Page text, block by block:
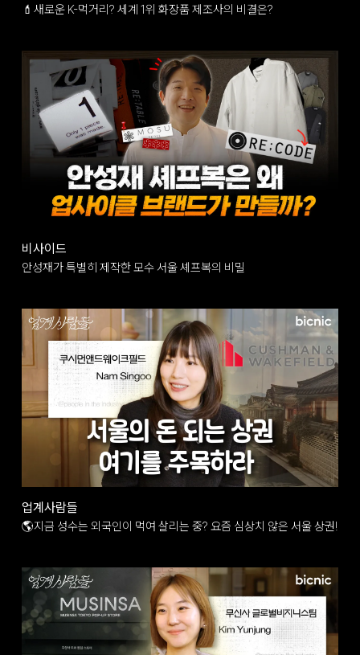
💄새로운 K-먹거리? 세계 1위 화장품 제조사의 비결은?
비사이드
안성재가 특별히 제작한 모수 서울 셰프복의 비밀
업계사람들
🌎지금 성수는 외국인이 먹여 살리는 중? 요즘 심상치 않은 서울 상권!